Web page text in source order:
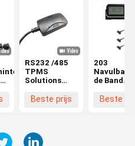
RS232 /485
TPMS
Solutions
Geïntegreerde
Beste prijs
203
Navulbare
de Band
TPMS
Beste